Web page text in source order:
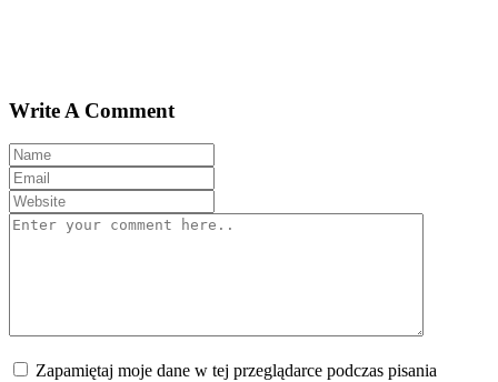
Write A Comment
Zapamiętaj moje dane w tej przeglądarce podczas pisania